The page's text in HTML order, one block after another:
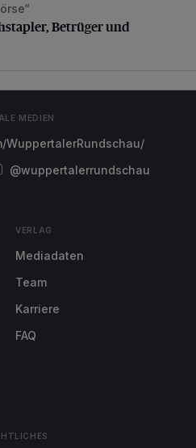
Betrüger und Blender
Betrüger und
MEDIEN
WuppertalerRundschau/
@wuppertalerrundschau
VERLAG
Mediadaten
Team
Karriere
FAQ